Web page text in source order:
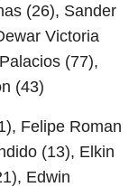
(26), Sander
Victoria
(77),
(43)
Felipe Roman
(13), Elkin
Edwin